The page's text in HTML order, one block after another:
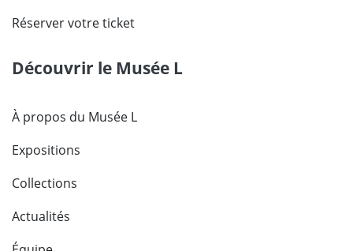
Réserver votre ticket
Découvrir le Musée L
À propos du Musée L
Expositions
Collections
Actualités